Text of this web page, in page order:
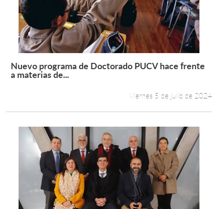
Leer más +
Nuevo programa de Doctorado PUCV hace frente
a materias de...
Viernes 5 de julio de 2024